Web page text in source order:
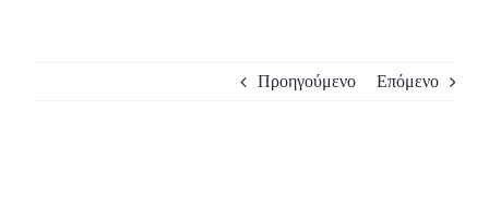
Προηγούμενο Επόμενο